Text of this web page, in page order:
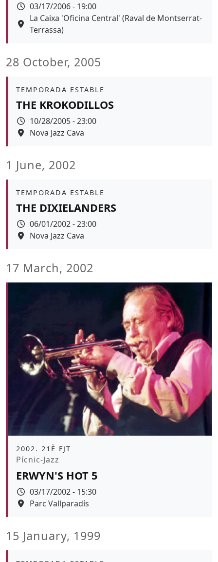
Data
03/17/2006 - 19:00
Espai
La Caixa 'Oficina Central' (Raval de Montserrat-
Terrassa)
28 October, 2005
Àmbit
TEMPORADA ESTABLE
THE KROKODILLOS
Data
10/28/2005 - 23:00
Espai
Nova Jazz Cava
1 June, 2002
Àmbit
TEMPORADA ESTABLE
THE DIXIELANDERS
Data
06/01/2002 - 23:00
Espai
Nova Jazz Cava
17 March, 2002
Àmbit
2002. 21È FJT
Promoció
Pícnic-Jazz
ERWYN'S HOT 5
Data
03/17/2002 - 15:30
Espai
Parc Vallparadís
15 January, 1999